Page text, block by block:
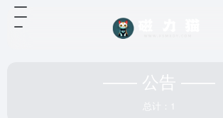
—— 公告 ——
总计：1